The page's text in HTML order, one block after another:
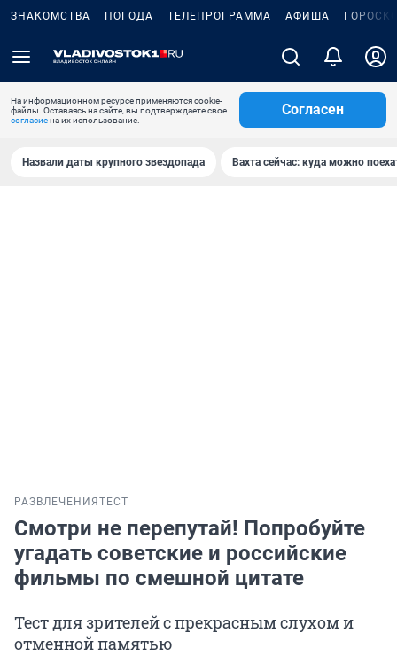
ЗНАКОМСТВА ПОГОДА ТЕЛЕПРОГРАММА АФИША
На информационном ресурсе применяются cookie-
файлы. Оставаясь на сайте, вы подтверждаете свое
согласиена их использование.
Согласен
Назвали даты крупного звездопада Вахта сейчас: куда можно
РАЗВЛЕЧЕНИЯ ТЕСТ
Смотри не перепутай! Попробуйте
угадать советские и российские
фильмы по смешной цитате
Тест для зрителей с прекрасным слухом и
отменной памятью